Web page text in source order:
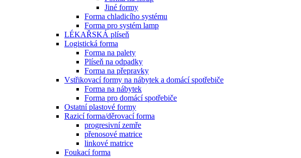
Jiné formy
Forma chladicího systému
Forma pro systém lamp
LÉKAŘSKÁ plíseň
Logistická forma
Forma na palety
Plíseň na odpadky
Forma na přepravky
Vstřikovací formy na nábytek a domácí spotřebiče
Forma na nábytek
Forma pro domácí spotřebiče
Ostatní plastové formy
Razicí forma/děrovací forma
progresivní zemře
přenosové matrice
linkové matrice
Foukací forma